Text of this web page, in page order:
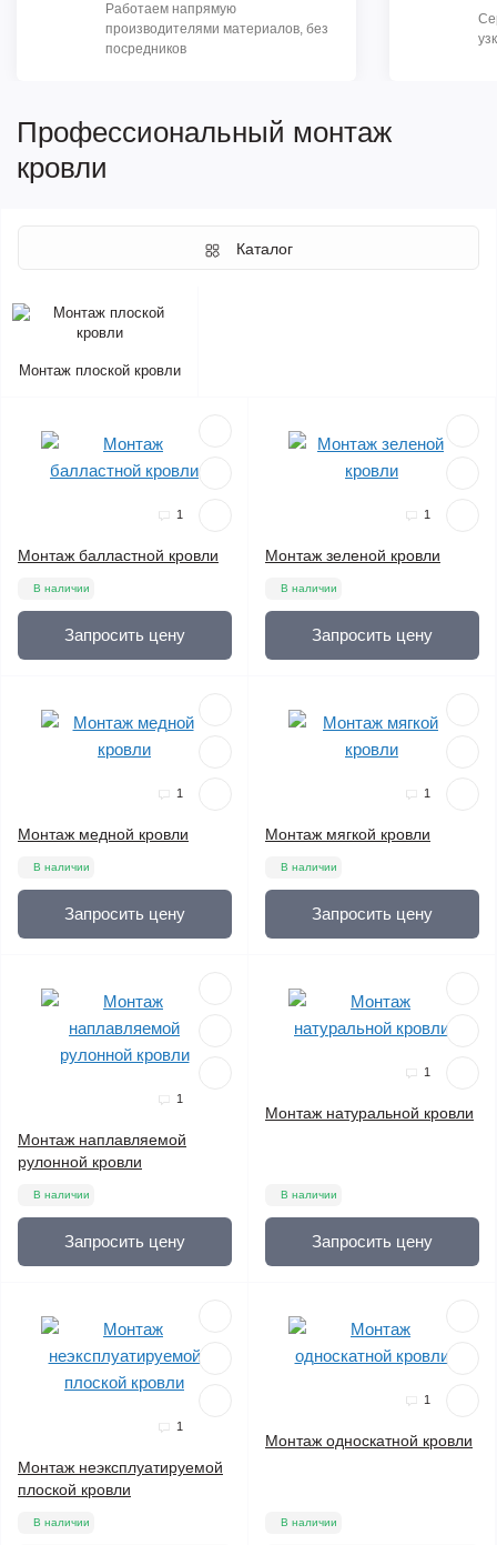
Работаем напрямую
производителями материалов, без
посредников
Профессиональный монтаж
кровли
Каталог
Монтаж плоской кровли
1
Монтаж балластной кровли
В наличии
Запросить цену
1
Монтаж зеленой кровли
В наличии
Запросить цену
1
Монтаж медной кровли
В наличии
Запросить цену
1
Монтаж мягкой кровли
В наличии
Запросить цену
1
Монтаж наплавляемой
рулонной кровли
В наличии
Запросить цену
1
Монтаж натуральной кровли
В наличии
Запросить цену
1
Монтаж неэксплуатируемой
плоской кровли
В наличии
1
Монтаж односкатной кровли
В наличии